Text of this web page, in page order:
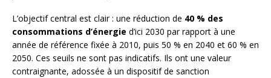
L’objectif central est clair : une réduction de 40 % des
consommations d’énergie d’ici 2030 par rapport à une
année de référence fixée à 2010, puis 50 % en 2040 et 60 % en
2050. Ces seuils ne sont pas indicatifs. Ils ont une valeur
contraignante, adossée à un dispositif de sanction